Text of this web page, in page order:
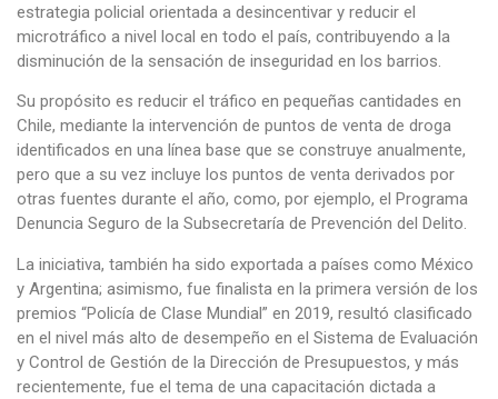
estrategia policial orientada a desincentivar y reducir el
microtráfico a nivel local en todo el país, contribuyendo a la
disminución de la sensación de inseguridad en los barrios.
Su propósito es reducir el tráfico en pequeñas cantidades en
Chile, mediante la intervención de puntos de venta de droga
identificados en una línea base que se construye anualmente,
pero que a su vez incluye los puntos de venta derivados por
otras fuentes durante el año, como, por ejemplo, el Programa
Denuncia Seguro de la Subsecretaría de Prevención del Delito.
La iniciativa, también ha sido exportada a países como México
y Argentina; asimismo, fue finalista en la primera versión de los
premios “Policía de Clase Mundial” en 2019, resultó clasificado
en el nivel más alto de desempeño en el Sistema de Evaluación
y Control de Gestión de la Dirección de Presupuestos, y más
recientemente, fue el tema de una capacitación dictada a